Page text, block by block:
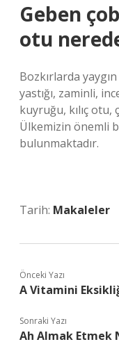
Geben
otu
Bozkırlarda
yastığı, zaminli,
kuyruğu, kılıç otu,
Ülkemizin önemli
bulunmaktadır.
Tarih: Makaleler
Önceki Yazı
A Vitamini
Sonraki Yazı
Ah Almak Etmek